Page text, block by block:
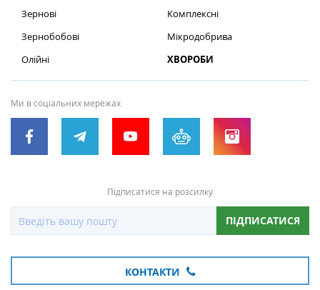
Зернові
Зернобобові
Олійні
Комплексні
Мікродобрива
ХВОРОБИ
Ми в соціальних мережах
Підписатися на розсилку
ПІДПИСАТИСЯ
КОНТАКТИ